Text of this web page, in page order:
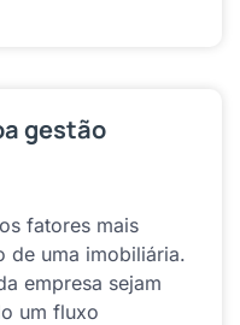
gestão
fatores mais
de uma imobiliária.
empresa sejam
um fluxo